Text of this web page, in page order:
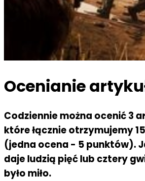
Ocenianie
Codziennie można ocenić 3
które łącznie otrzymujemy
(jedna ocena - 5 punktów).
daje ludzią pięć lub cztery
było miło.